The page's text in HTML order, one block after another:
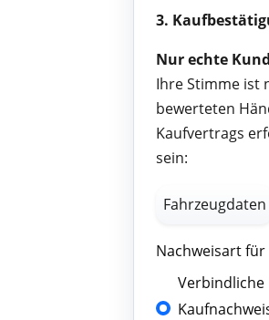
3.
Nur echte
Ihre Stimme ist
bewerteten
Kaufvertrags
sein:
Fahrzeugdaten
Nachweisart
Verbindliche